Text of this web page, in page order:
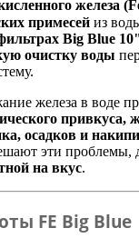
железа
примесей из
Big Blue
очистку воды
железа в воде
привкуса,
осадков и накипи
эти проблемы,
на вкус.
FE Big Blue